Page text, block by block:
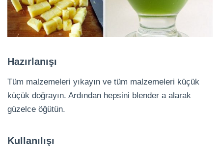
Hazırlanışı
Tüm malzemeleri yıkayın ve tüm malzemeleri küçük
küçük doğrayın. Ardından hepsini blender a alarak
güzelce öğütün.
Kullanılışı